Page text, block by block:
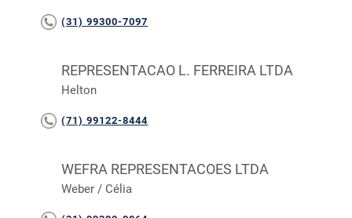
(31) 99300-7097
REPRESENTACAO L. FERREIRA LTDA
Helton
(71) 99122-8444
WEFRA REPRESENTACOES LTDA
Weber / Célia